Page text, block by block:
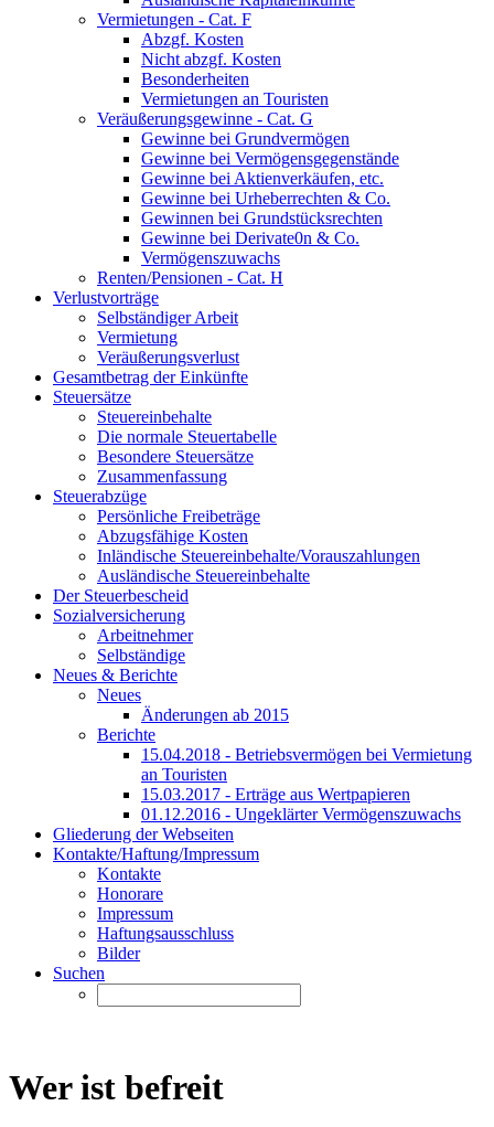
Vermietungen - Cat. F
Abzgf. Kosten
Nicht abzgf. Kosten
Besonderheiten
Vermietungen an Touristen
Veräußerungsgewinne - Cat. G
Gewinne bei Grundvermögen
Gewinne bei Vermögensgegenstände
Gewinne bei Aktienverkäufen, etc.
Gewinne bei Urheberrechten & Co.
Gewinnen bei Grundstücksrechten
Gewinne bei Derivate0n & Co.
Vermögenszuwachs
Renten/Pensionen - Cat. H
Verlustvorträge
Selbständiger Arbeit
Vermietung
Veräußerungsverlust
Gesamtbetrag der Einkünfte
Steuersätze
Steuereinbehalte
Die normale Steuertabelle
Besondere Steuersätze
Zusammenfassung
Steuerabzüge
Persönliche Freibeträge
Abzugsfähige Kosten
Inländische Steuereinbehalte/Vorauszahlungen
Ausländische Steuereinbehalte
Der Steuerbescheid
Sozialversicherung
Arbeitnehmer
Selbständige
Neues & Berichte
Neues
Änderungen ab 2015
Berichte
15.04.2018 - Betriebsvermögen bei Vermietung
an Touristen
15.03.2017 - Erträge aus Wertpapieren
01.12.2016 - Ungeklärter Vermögenszuwachs
Gliederung der Webseiten
Kontakte/Haftung/Impressum
Kontakte
Honorare
Impressum
Haftungsausschluss
Bilder
Suchen
Wer ist befreit